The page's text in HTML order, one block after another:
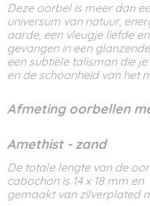
Deze oorbel is meer dan
universum van natuur,
aarde, een vleugje liefde
gevangen in een
een subtiele talisman die
en de schoonheid van het
Afmeting oorbellen
Amethist - zand
De totale lengte van de
cabochon is 14 x 18 mm en
gemaakt van zilverplated